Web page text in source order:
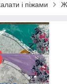
і піжами